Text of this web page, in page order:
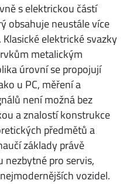
s elektrickou částí
obsahuje neustále více
elektrické svazky
metalickým
úrovní se propojují
u PC, měření a
není možná bez
a znalostí konstrukce
předmětů a
základy právě
pro servis,
vozidel.